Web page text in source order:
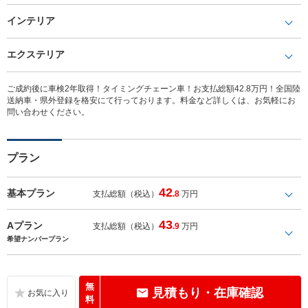
インテリア
エクステリア
ご成約後に車検2年取得！タイミングチェーン車！お支払総額42.8万円！全国陸
送納車・県外登録を格安にて行っております。料金など詳しくは、お気軽にお
問い合わせください。
プラン
基本プラン 支払総額（税込）42.8 万円
Aプラン 支払総額（税込）43.9 万円
希望ナンバープラン
無
料
見積もり・在庫確認